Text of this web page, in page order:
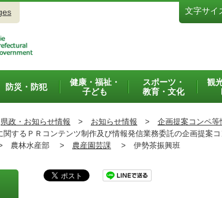
文字サイ
防災・防犯
健康・福祉・
子ども
スポーツ・
教育・文化
観
県政・お知らせ情報 > お知らせ情報 > 企画提案コンペ等
するＰＲコンテンツ制作及び情報発信業務委託の企画提案
農林水産部 > 農産園芸課 > 伊勢茶振興班